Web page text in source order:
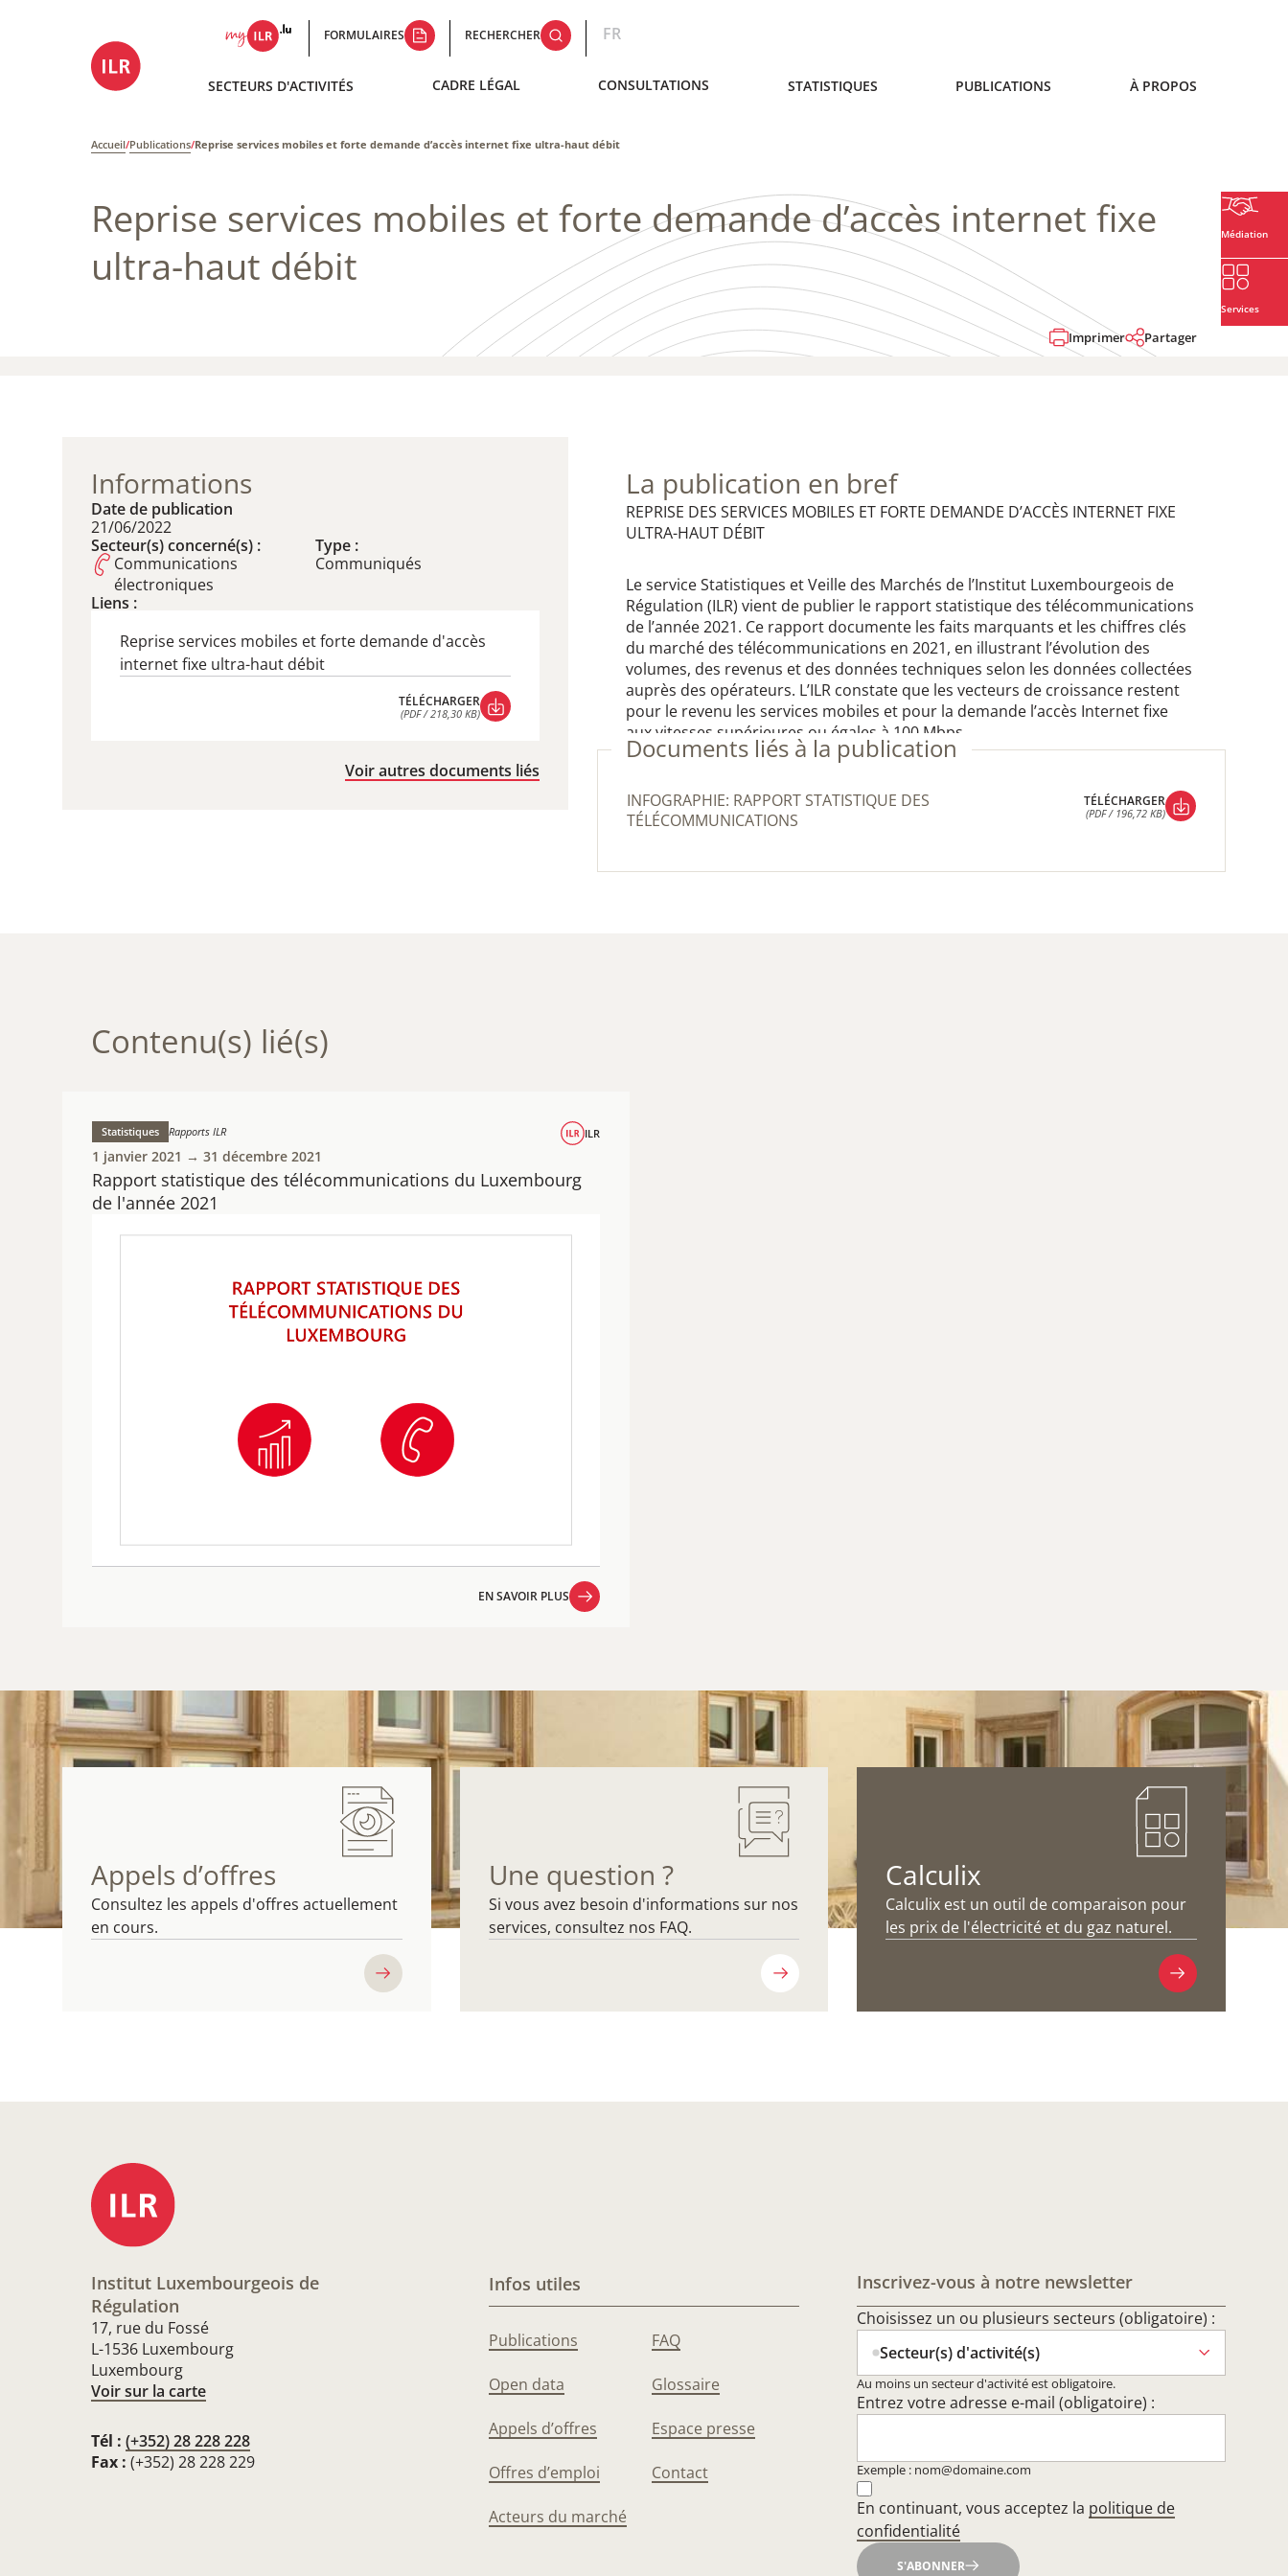
FORMULAIRES RECHERCHER FR
SECTEURS D'ACTIVITÉS CADRE LÉGAL CONSULTATIONS STATISTIQUES PUBLICATIONS À PROPOS
Accueil/Publications/Reprise services mobiles et forte demande d’accès internet fixe ultra-haut débit
Médiation
Services
Reprise services mobiles et forte demande d’accès internet fixe
ultra-haut débit
Imprimer Partager
Informations
Date de publication
21/06/2022
Secteur(s) concerné(s) :
Communications
électroniques
Type :
Communiqués
Liens :
Reprise services mobiles et forte demande d'accès
internet fixe ultra-haut débit
TÉLÉCHARGER
(PDF / 218,30 KB)
Voir autres documents liés
La publication en bref
REPRISE DES SERVICES MOBILES ET FORTE DEMANDE D’ACCÈS INTERNET FIXE
ULTRA-HAUT DÉBIT
Le service Statistiques et Veille des Marchés de l’Institut Luxembourgeois de
Régulation (ILR) vient de publier le rapport statistique des télécommunications
de l’année 2021. Ce rapport documente les faits marquants et les chiffres clés
du marché des télécommunications en 2021, en illustrant l’évolution des
volumes, des revenus et des données techniques selon les données collectées
auprès des opérateurs. L’ILR constate que les vecteurs de croissance restent
pour le revenu les services mobiles et pour la demande l’accès Internet fixe
aux vitesses supérieures ou égales à 100 Mbps.
Documents liés à la publication
INFOGRAPHIE: RAPPORT STATISTIQUE DES
TÉLÉCOMMUNICATIONS
TÉLÉCHARGER
(PDF / 196,72 KB)
Contenu(s) lié(s)
Rapport statistique des télécommunications du Luxembourg
de l'année 2021
Statistiques Rapports ILR ILR
1 janvier 2021 → 31 décembre 2021
EN SAVOIR PLUS
Appels d’offres
Consultez les appels d'offres actuellement
en cours.
Une question ?
Si vous avez besoin d'informations sur nos
services, consultez nos FAQ.
Calculix
Calculix est un outil de comparaison pour
les prix de l'électricité et du gaz naturel.
Institut Luxembourgeois de
Régulation
17, rue du Fossé
L-1536 Luxembourg
Luxembourg
Voir sur la carte
Tél : (+352) 28 228 228
Fax : (+352) 28 228 229
Infos utiles
Publications
Open data
Appels d’offres
Offres d’emploi
Acteurs du marché
FAQ
Glossaire
Espace presse
Contact
Inscrivez-vous à notre newsletter
Choisissez un ou plusieurs secteurs (obligatoire) :
Secteur(s) d'activité(s)
Au moins un secteur d'activité est obligatoire.
Entrez votre adresse e-mail (obligatoire) :
Exemple : nom@domaine.com
En continuant, vous acceptez la politique de
confidentialité
S'ABONNER